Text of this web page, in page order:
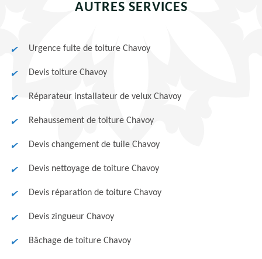
AUTRES SERVICES
Urgence fuite de toiture Chavoy
Devis toiture Chavoy
Réparateur installateur de velux Chavoy
Rehaussement de toiture Chavoy
Devis changement de tuile Chavoy
Devis nettoyage de toiture Chavoy
Devis réparation de toiture Chavoy
Devis zingueur Chavoy
Bâchage de toiture Chavoy